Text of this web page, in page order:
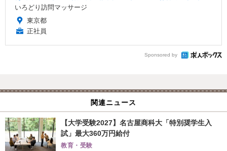
いろどり訪問マッサージ
東京都
正社員
Sponsored by
関連ニュース
【大学受験2027】名古屋商科大「特別奨学生入
試」最大360万円給付
教育・受験